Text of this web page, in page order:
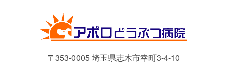
〒353-0005 埼玉県志木市幸町3-4-10